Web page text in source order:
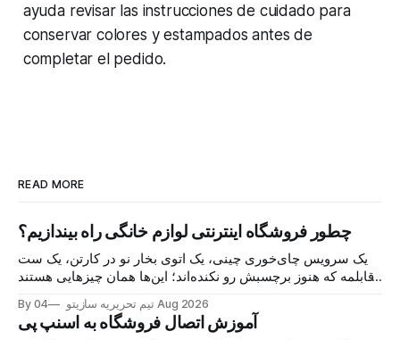
ayuda revisar las instrucciones de cuidado para
conservar colores y estampados antes de
completar el pedido.
READ MORE
چطور فروشگاه اینترنتی لوازم خانگی راه بیندازیم؟
یک سرویس چای‌خوری چینی، یک اتوی بخار نو در کارتن، یک ست
قابلمه که هنوز برچسبش رو نکنده‌اند؛ این‌ها همان چیزهایی هستند
می‌شوند و خریدار پیدا می‌کنند. اما نکته اصلی این نیست
By تیم تحریریه سازیتو 04 Aug 2026
آموزش اتصال فروشگاه به اسنپ پی